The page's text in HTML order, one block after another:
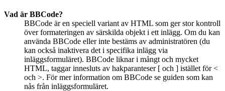
Vad är BBCode?
BBCode är en speciell variant av HTML som ger stor kontroll
över formateringen av särskilda objekt i ett inlägg. Om du kan
använda BBCode eller inte bestäms av administratören (du
kan också inaktivera det i specifika inlägg via
inläggsformuläret). BBCode liknar i mångt och mycket
HTML, taggar innesluts av hakparanteser [ och ] istället för <
och >. För mer information om BBCode se guiden som kan
nås från inläggsformuläret.